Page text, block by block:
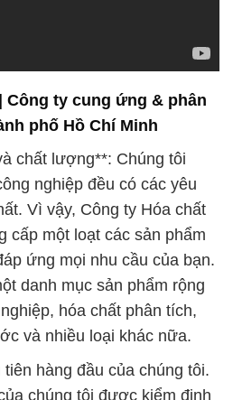
danh mục sản phẩm rộng
hóa chất phân tích,
và nhiều loại khác nữa.
hàng đầu của chúng tôi.
chúng tôi được kiểm định
tiêu chuẩn an toàn cao
rằng bạn sẽ nhận được
lượng và an toàn nhất từ
triển liên tục**: Để đáp ứng
đại hiện nay, chúng tôi
chất lượng sản phẩm và
tôi luôn tìm kiếm những